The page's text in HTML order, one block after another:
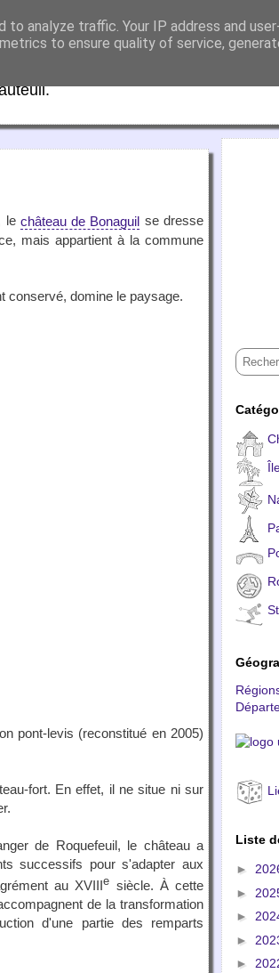
le château de Bonaguil se dresse
mais appartient à la commune
conservé, domine le paysage.
pont-levis (reconstitué en 2005)
fort. En effet, il ne situe ni sur
de Roquefeuil, le château a
successifs pour s'adapter aux
au XVIIIe siècle. À cette
de la transformation
d'une partie des remparts
Liste
►
►
►
►
►
analyze traffic. Your IP address and
to ensure quality of service,